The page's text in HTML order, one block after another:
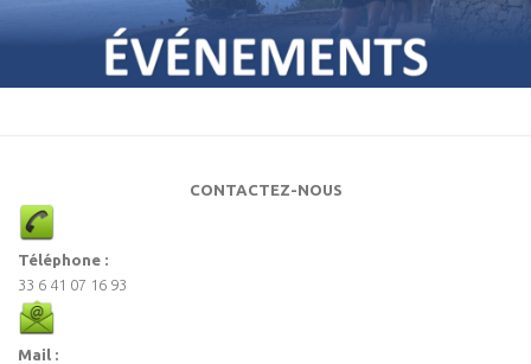
CONTACTEZ-NOUS
Téléphone :
33 6 41 07 16 93
Mail :